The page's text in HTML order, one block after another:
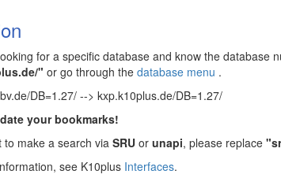
for a specific database and know the database
" or go through the database menu .
DB=1.27/ --> kxp.k10plus.de/DB=1.27/
your bookmarks!
to make a search via SRU or unapi, please replace
see K10plus Interfaces.